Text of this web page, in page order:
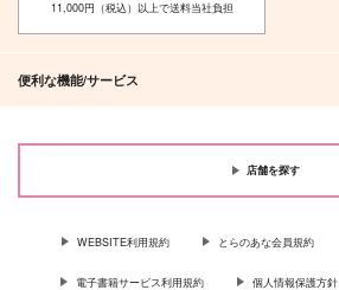
11,000円（税込）以上で送料当社負担
便利な機能/サービス
店舗を探す
WEBSITE利用規約 とらのあな会員規約
電子書籍サービス利用規約 個人情報保護方針